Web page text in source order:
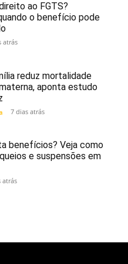
ao FGTS?
o benefício pode
atrás
reduz mortalidade
aponta estudo
7 dias atrás
benefícios? Veja como
e suspensões em
atrás